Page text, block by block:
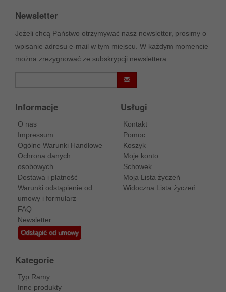
Newsletter
Jeżeli chcą Państwo otrzymywać nasz newsletter, prosimy o
wpisanie adresu e-mail w tym miejscu. W każdym momencie
można zrezygnować ze subskrypcji newslettera.
Informacje
O nas
Impressum
Ogólne Warunki Handlowe
Ochrona danych
osobowych
Dostawa i platność
Warunki odstąpienie od
umowy i formularz
FAQ
Newsletter
Odstąpić od umowy
Usługi
Kontakt
Pomoc
Koszyk
Moje konto
Schowek
Moja Lista życzeń
Widoczna Lista życzeń
Kategorie
Typ Ramy
Inne produkty